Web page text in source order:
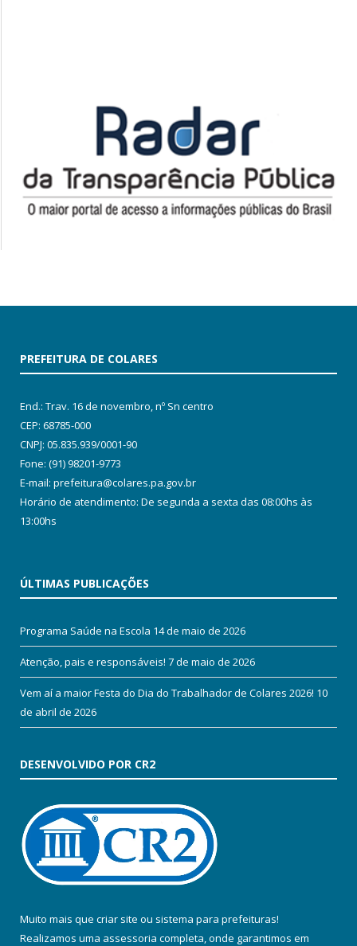
PREFEITURA DE COLARES
End.: Trav. 16 de novembro, nº Sn centro
CEP: 68785-000
CNPJ: 05.835.939/0001-90
Fone: (91) 98201-9773
E-mail: prefeitura@colares.pa.gov.br
Horário de atendimento: De segunda a sexta das 08:00hs às
13:00hs
ÚLTIMAS PUBLICAÇÕES
Programa Saúde na Escola 14 de maio de 2026
Atenção, pais e responsáveis! 7 de maio de 2026
Vem aí a maior Festa do Dia do Trabalhador de Colares 2026! 10
de abril de 2026
DESENVOLVIDO POR CR2
Muito mais que criar site ou sistema para prefeituras!
Realizamos uma assessoria completa, onde garantimos em